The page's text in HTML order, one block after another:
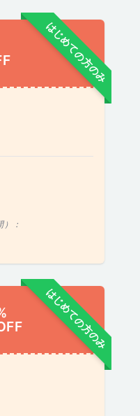
はじめての方のみ
：
はじめての方のみ